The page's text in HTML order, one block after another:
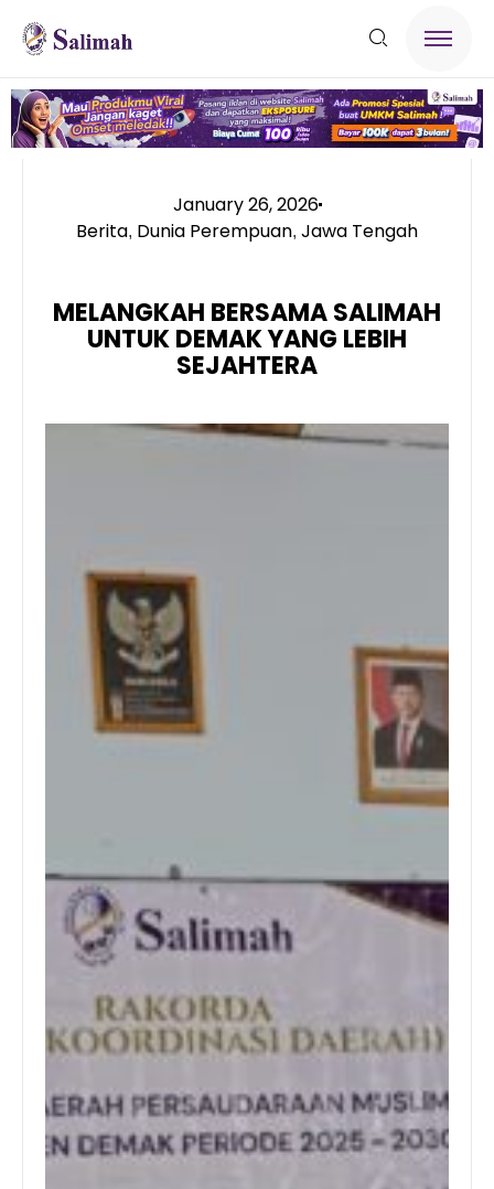
January 26, 2026
Berita, Dunia Perempuan, Jawa Tengah
MELANGKAH BERSAMA SALIMAH
UNTUK DEMAK YANG LEBIH
SEJAHTERA